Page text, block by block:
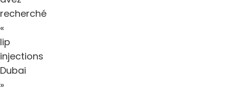
recherché
«
lip
injections
Dubai
»